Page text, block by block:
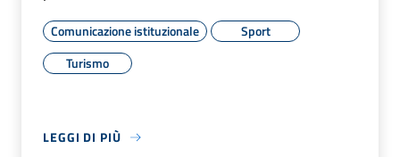
Comunicazione istituzionale
Sport
Turismo
LEGGI DI PIÙ